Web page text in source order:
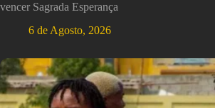
vencer Sagrada Esperança
6 de Agosto, 2026